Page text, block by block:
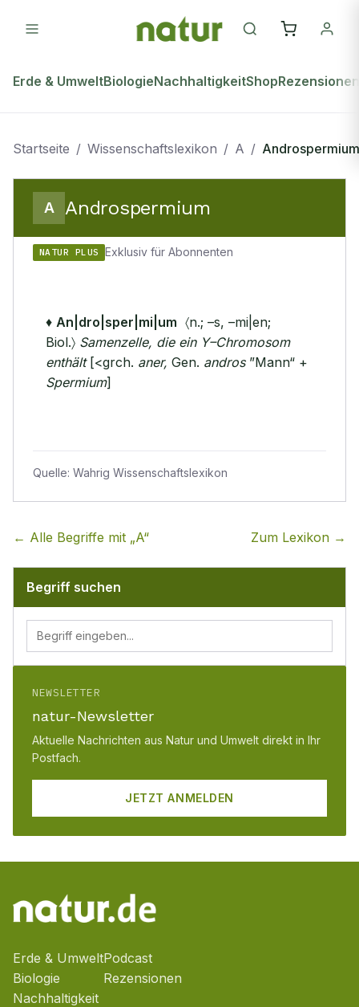
Erde & UmweltBiologieNachhaltigkeitShopRezensionen
Startseite / Wissenschaftslexikon / A / Androspermium
A Androspermium
NATUR PLUS Exklusiv für Abonnenten
♦ An|dro|sper|mi|um 〈n.; –s, –mi|en;
Biol.〉 Samenzelle, die ein Y–Chromosom
enthält[<grch. aner, Gen. andros”Mann“ +
Spermium]
Quelle: Wahrig Wissenschaftslexikon
← Alle Begriffe mit „A“ Zum Lexikon →
Begriff suchen
NEWSLETTER
natur-Newsletter
Aktuelle Nachrichten aus Natur und Umwelt direkt in Ihr
Postfach.
JETZT ANMELDEN
Erde & Umwelt
Biologie
Nachhaltigkeit
Podcast
Rezensionen